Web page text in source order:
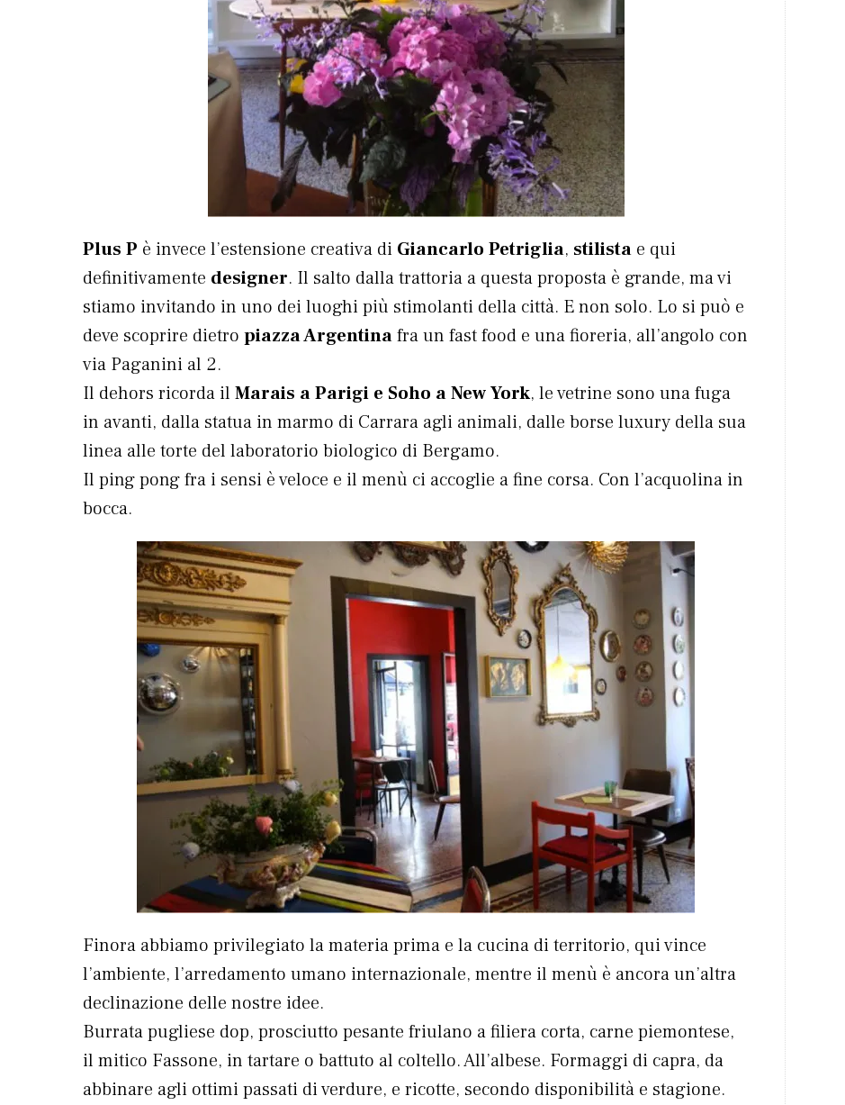
Plus P è invece l’estensione creativa di Giancarlo Petriglia, stilista e qui
definitivamente designer. Il salto dalla trattoria a questa proposta è grande, ma vi
stiamo invitando in uno dei luoghi più stimolanti della città. E non solo. Lo si può e
deve scoprire dietro piazza Argentinafra un fast food e una fioreria, all’angolo con
via Paganini al 2.
Il dehors ricorda il Marais a Parigi e Soho a New York, le vetrine sono una fuga
in avanti, dalla statua in marmo di Carrara agli animali, dalle borse luxury della sua
linea alle torte del laboratorio biologico di Bergamo.
Il ping pong fra i sensi è veloce e il menù ci accoglie a fine corsa. Con l’acquolina in
bocca.
Finora abbiamo privilegiato la materia prima e la cucina di territorio, qui vince
l’ambiente, l’arredamento umano internazionale, mentre il menù è ancora un’altra
declinazione delle nostre idee.
Burrata pugliese dop, prosciutto pesante friulano a filiera corta, carne piemontese,
il mitico Fassone, in tartare o battuto al coltello. All’albese. Formaggi di capra, da
abbinare agli ottimi passati di verdure, e ricotte, secondo disponibilità e stagione.